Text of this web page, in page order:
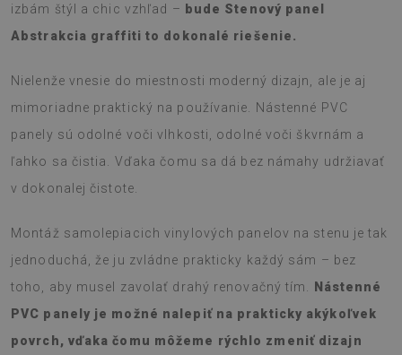
izbám štýl a chic vzhľad – bude Stenový panel
Abstrakcia graffiti to dokonalé riešenie.
Nielenže vnesie do miestnosti moderný dizajn, ale je aj
mimoriadne praktický na používanie. Nástenné PVC
panely sú odolné voči vlhkosti, odolné voči škvrnám a
ľahko sa čistia. Vďaka čomu sa dá bez námahy udržiavať
v dokonalej čistote.
Montáž samolepiacich vinylových panelov na stenu je tak
jednoduchá, že ju zvládne prakticky každý sám – bez
toho, aby musel zavolať drahý renovačný tím.
Nástenné
PVC panely je možné nalepiť na prakticky akýkoľvek
povrch, vďaka čomu môžeme rýchlo zmeniť dizajn